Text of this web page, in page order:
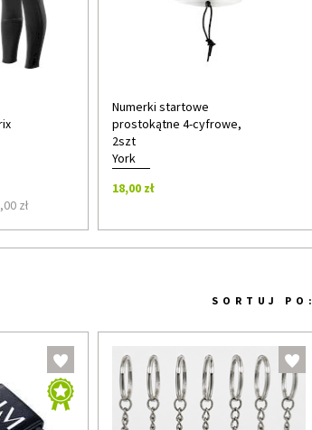
zł
Numerki startowe
prostokątne 4-cyfrowe,
2szt
York
18,00 zł
SORTUJ PO: